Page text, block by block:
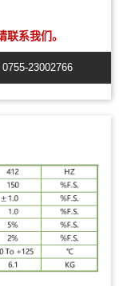
系我们。
23002766